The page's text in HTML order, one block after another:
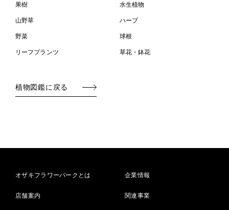
果樹 水生植物
山野草 ハーブ
野菜 球根
リーフプランツ 草花・鉢花
植物図鑑に戻る
オザキフラワーパークとは
店舗案内
企業情報
関連事業